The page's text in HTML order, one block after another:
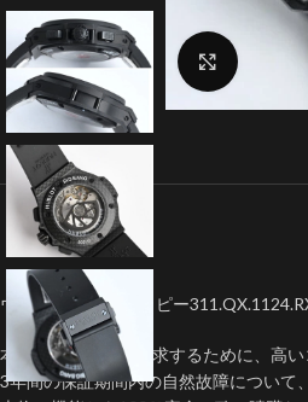
クリック
ウブロ ビッグバンコピー
本物に近い品質を追求するために、高
3年間の保証期間内の自然故障について